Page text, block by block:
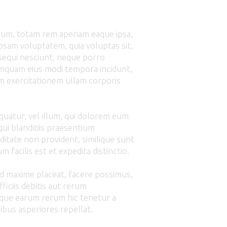
totam rem aperiam eaque ipsa,
voluptatem, quia voluptas sit,
nesciunt, neque porro
eius modi tempora incidunt,
exercitationem ullam corporis
vel illum, qui dolorem eum
blanditiis praesentium
non provident, similique sunt
facilis est et expedita distinctio.
placeat, facere possimus,
debitis aut rerum
earum rerum hic tenetur a
asperiores repellat.